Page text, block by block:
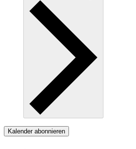
Kalender abonnieren